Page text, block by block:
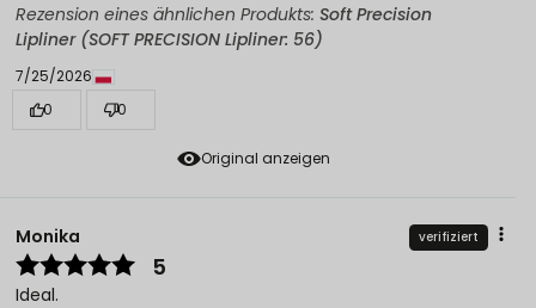
Original anzeigen
Rezension eines ähnlichen Produkts: Soft Precision
Lipliner (SOFT PRECISION Lipliner: 56)
7/25/2026
0
0
Monika verifiziert
5
Ideal.